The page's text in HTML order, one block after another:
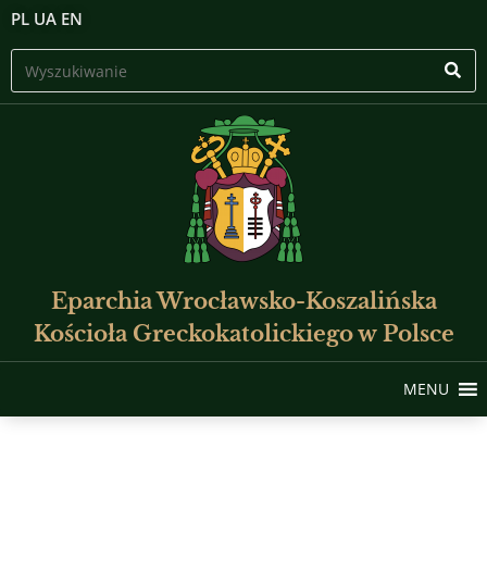
PL UA EN
Eparchia Wrocławsko-Koszalińska
Kościoła Greckokatolickiego w Polsce
MENU